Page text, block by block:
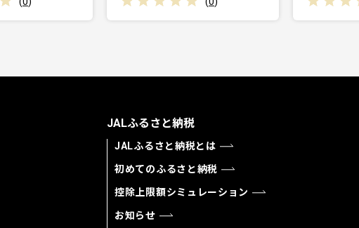
JALふるさと納税
JALふるさと納税とは
初めてのふるさと納税
控除上限額シミュレーション
お知らせ